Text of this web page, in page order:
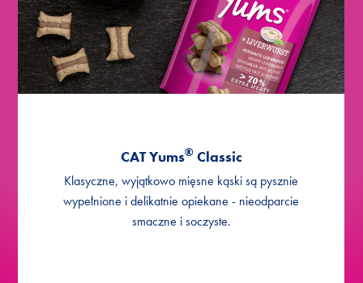
CAT Yums®Classic
Klasyczne, wyjątkowo mięsne kąski są pysznie
wypełnione i delikatnie opiekane - nieodparcie
smaczne i soczyste.